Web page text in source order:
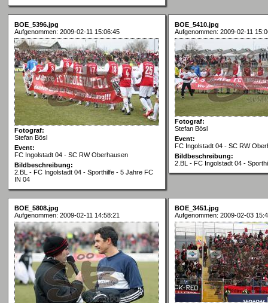
BOE_5396.jpg
Aufgenommen: 2009-02-11 15:06:45
Fotograf:
Stefan Bösl
Event:
FC Ingolstadt 04 - SC RW Oberhausen
Bildbeschreibung:
2.BL - FC Ingolstadt 04 - Sporthilfe - 5 Jahre FC
IN 04
BOE_5410.jpg
Aufgenommen: 2009-02-11
Fotograf:
Stefan Bösl
Event:
FC Ingolstadt 04 - SC RW
Bildbeschreibung:
2.BL - FC Ingolstadt 04 -
BOE_5808.jpg
Aufgenommen: 2009-02-11 14:58:21
BOE_3451.jpg
Aufgenommen: 2009-02-03